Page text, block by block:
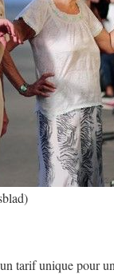
tarif unique pour